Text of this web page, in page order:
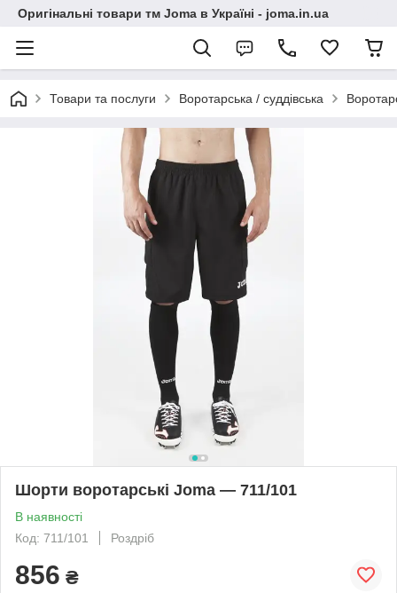
Оригінальні товари тм Joma в Україні - joma.in.ua
Товари та послуги Воротарська / суддівська
Шорти воротарські Joma — 711/101
В наявності
Код: 711/101
Роздріб
856 ₴